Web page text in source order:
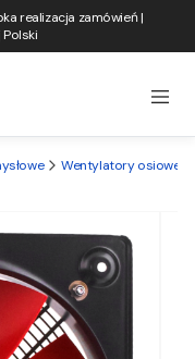
realizacja zamówień |
Wentylatory osiowe